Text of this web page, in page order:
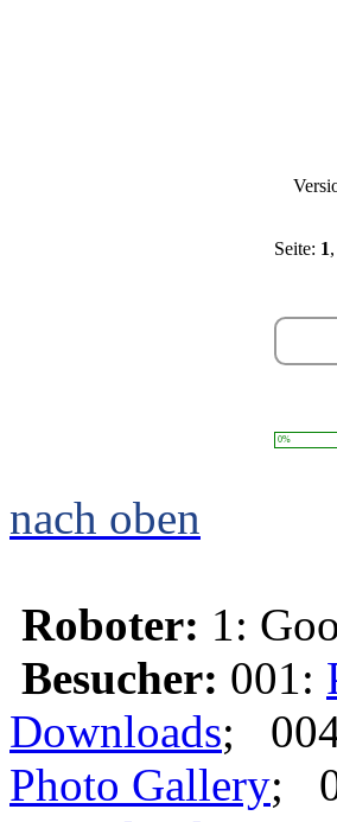
Seite: 1,
0%
nach oben
Roboter: 1:
Besucher: 001:
Downloads;
Photo Gallery;